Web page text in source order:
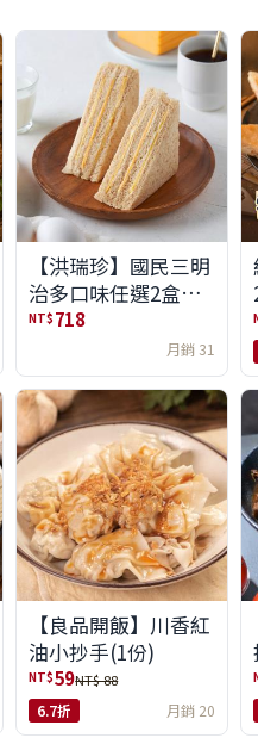
【洪瑞珍】國民三明
治多口味任選2盒組
(6入/盒)(免運)
NT$ 718
月銷 31
【良品開飯】川香紅
油小抄手(1份)
NT$59NT$ 88
6.7折 月銷 20